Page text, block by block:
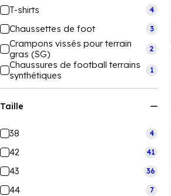
T-shirts 4
Chaussettes de foot 3
Crampons vissés pour terrain
gras (SG)
2
Chaussures de football terrains
synthétiques
1
Taille
38 4
42 41
43 36
44 7